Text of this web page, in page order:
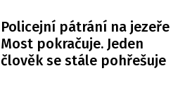
Policejní pátrání na jezeře
Most pokračuje. Jeden
člověk se stále pohřešuje